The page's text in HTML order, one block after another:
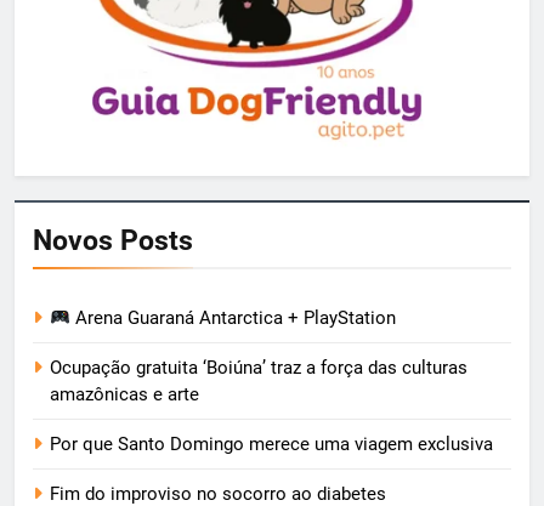
Novos Posts
Arena Guaraná Antarctica + PlayStation
Ocupação gratuita ‘Boiúna’ traz a força das culturas
amazônicas e arte
Por que Santo Domingo merece uma viagem exclusiva
Fim do improviso no socorro ao diabetes